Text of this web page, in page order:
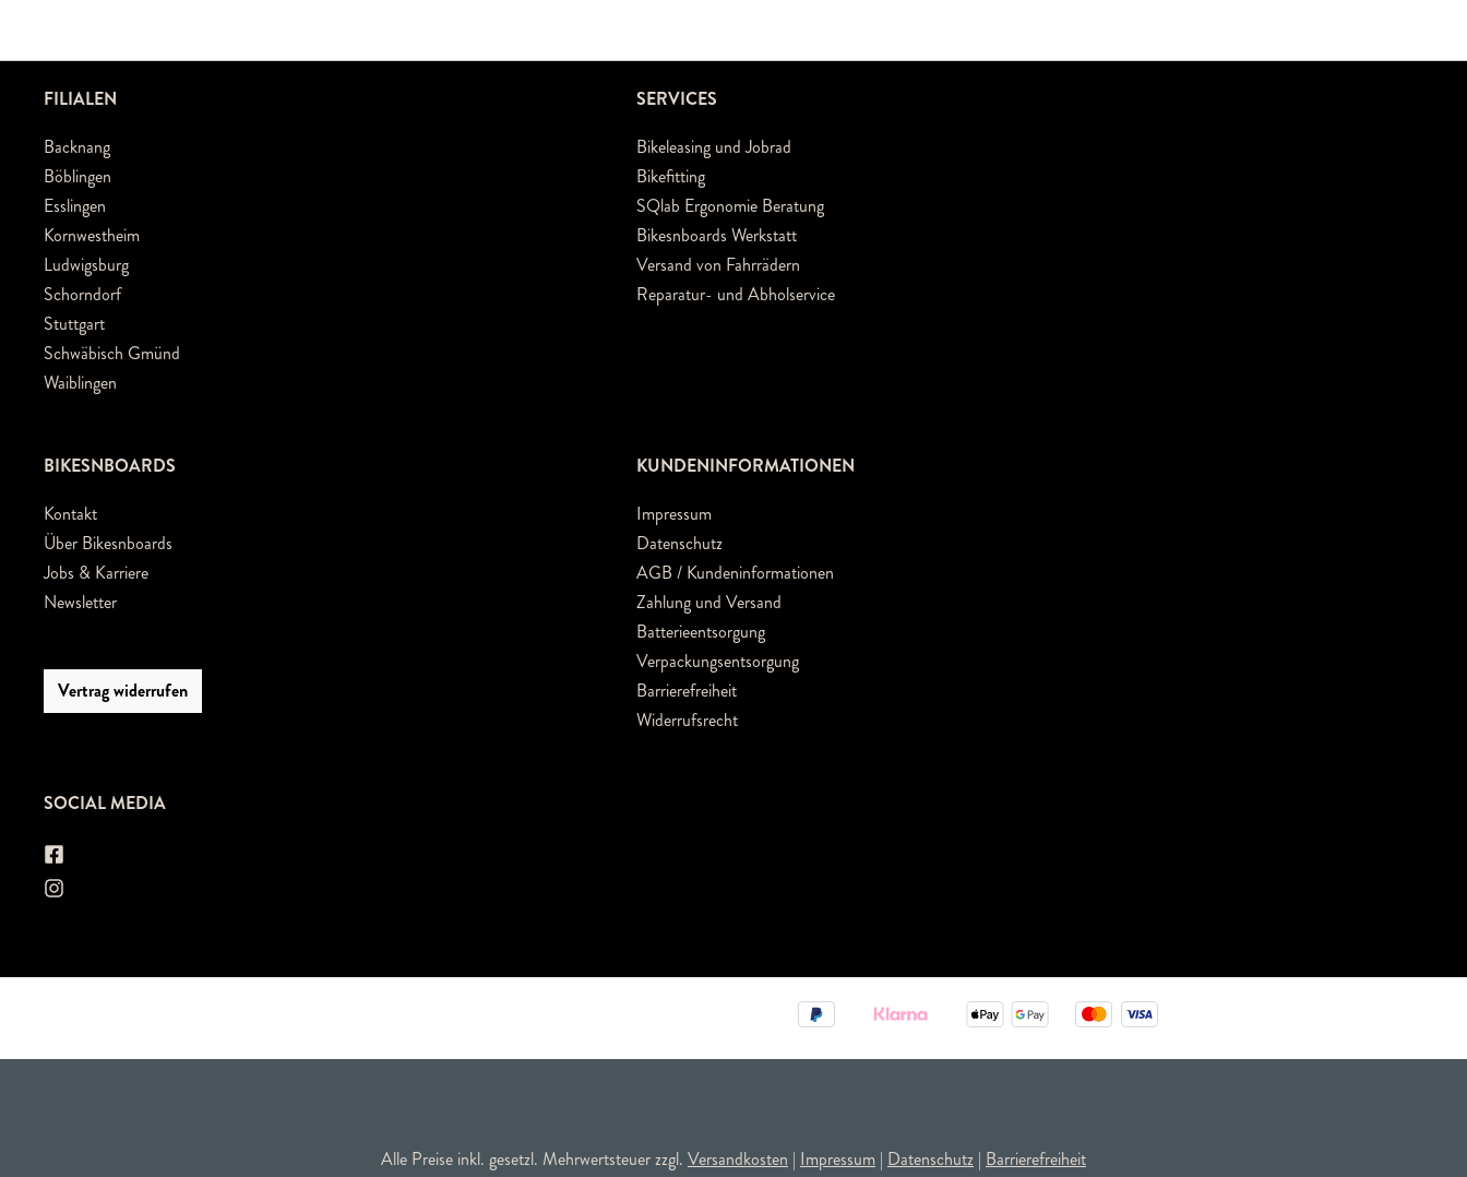
FILIALEN
Backnang
Böblingen
Esslingen
Kornwestheim
Ludwigsburg
Schorndorf
Stuttgart
Schwäbisch Gmünd
Waiblingen
SERVICES
Bikeleasing und Jobrad
Bikefitting
SQlab Ergonomie Beratung
Bikesnboards Werkstatt
Versand von Fahrrädern
Reparatur- und Abholservice
BIKESNBOARDS
Kontakt
Über Bikesnboards
Jobs & Karriere
Newsletter
Vertrag widerrufen
KUNDENINFORMATIONEN
Impressum
Datenschutz
AGB / Kundeninformationen
Zahlung und Versand
Batterieentsorgung
Verpackungsentsorgung
Barrierefreiheit
Widerrufsrecht
SOCIAL MEDIA
Alle Preise inkl. gesetzl. Mehrwertsteuer zzgl. Versandkosten | Impressum | Datenschutz | Barrierefreiheit